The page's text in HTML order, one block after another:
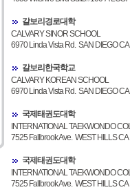
갈보리경로대학
CALVARY SINOR SCHOOL
6970 Linda Vista Rd. SAN DIEGO
갈보리한국학교
CALVARY KOREAN SCHOOL
6970 Linda Vista Rd. SAN DIEGO
국제태권도대학
INTERNATIONAL TAEKWONDO
7525 Fallbrook Ave. WEST HILLS
국제태권도대학
INTERNATIONAL TAEKWONDO
7525 Fallbrook Ave. WEST HILLS